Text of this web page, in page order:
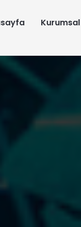
Kurumsal